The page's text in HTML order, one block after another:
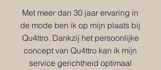
Met meer dan 30 jaar ervaring in
de mode ben ik op mijn plaats bij
Qu4ttro. Dankzij het persoonlijke
concept van Qu4ttro kan ik mijn
service gerichtheid optimaal